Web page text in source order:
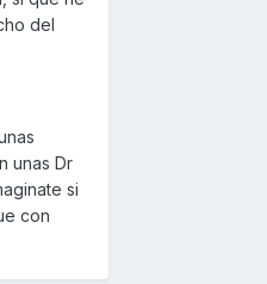
del
unas Dr
si
con